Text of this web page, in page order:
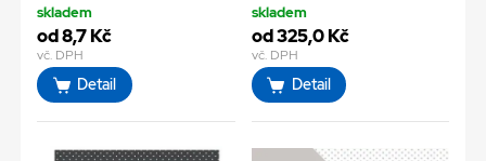
skladem
od 8,7 Kč
vč. DPH
Detail
skladem
od 325,0 Kč
vč. DPH
Detail